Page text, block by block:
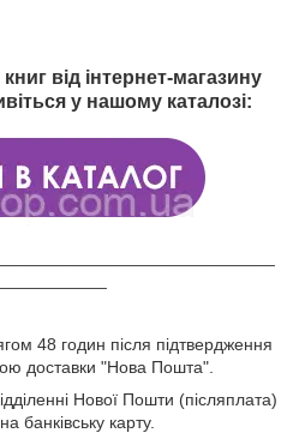
від інтернет-магазину
у нашому каталозі:
48 годин після підтвердження
доставки "Нова Пошта".
Нової Пошти (післяплата)
банківську карту.